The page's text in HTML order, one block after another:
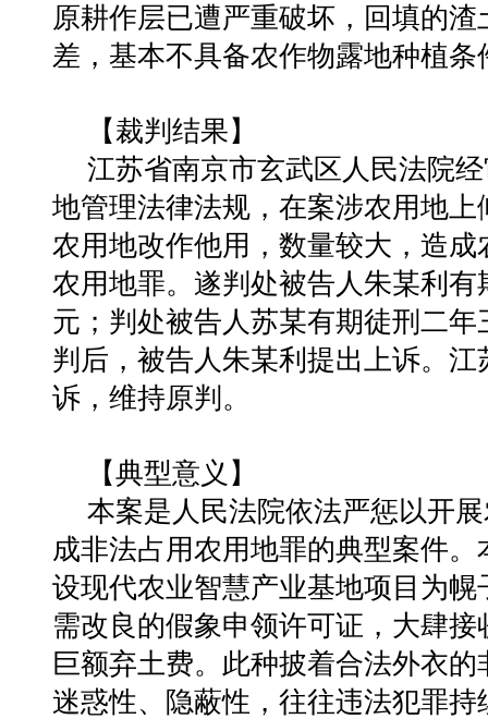
原耕作层已遭严重破坏，回填的
差，基本不具备农作物露地种植条
【裁判结果】
江苏省南京市玄武区人民法院
地管理法律法规，在案涉农用地
农用地改作他用，数量较大，造
农用地罪。遂判处被告人朱某利
元；判处被告人苏某有期徒刑二
判后，被告人朱某利提出上诉。
诉，维持原判。
【典型意义】
本案是人民法院依法严惩以开
成非法占用农用地罪的典型案件
设现代农业智慧产业基地项目为
需改良的假象申领许可证，大肆
巨额弃土费。此种披着合法外衣
迷惑性、隐蔽性，往往违法犯罪